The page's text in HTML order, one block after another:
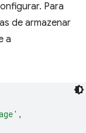
Para
de armazenar
a
,